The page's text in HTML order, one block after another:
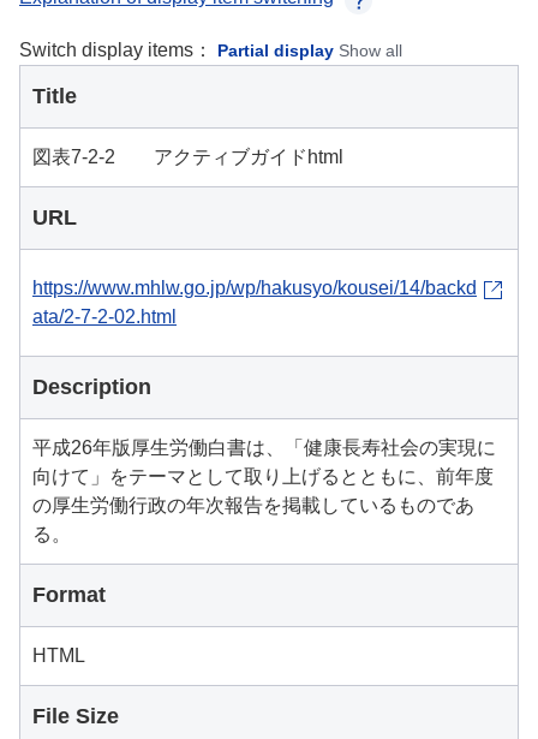
Switch display items： Partial display Show all
Title
図表7-2-2 アクティブガイドhtml
URL
https://www.mhlw.go.jp/wp/hakusyo/kousei/14/backd
ata/2-7-2-02.html
Description
平成26年版厚生労働白書は、「健康長寿社会の実現に
向けて」をテーマとして取り上げるとともに、前年度
の厚生労働行政の年次報告を掲載しているものであ
る。
Format
HTML
File Size